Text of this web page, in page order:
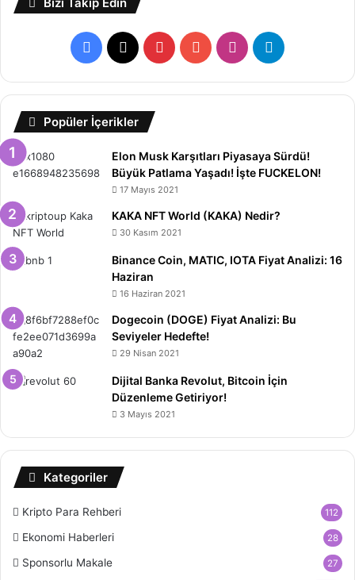
Facebook
X PinterestYouTubeInstagramTelegram
Popüler İçerikler
Elon Musk Karşıtları Piyasaya Sürdü!
Büyük Patlama Yaşadı! İşte FUCKELON!
17 Mayıs 2021
KAKA NFT World (KAKA) Nedir?
30 Kasım 2021
Binance Coin, MATIC, IOTA Fiyat Analizi: 16
Haziran
16 Haziran 2021
Dogecoin (DOGE) Fiyat Analizi: Bu
Seviyeler Hedefte!
29 Nisan 2021
Dijital Banka Revolut, Bitcoin İçin
Düzenleme Getiriyor!
3 Mayıs 2021
Kategoriler
Kripto Para Rehberi 112
Ekonomi Haberleri 28
Sponsorlu Makale 27